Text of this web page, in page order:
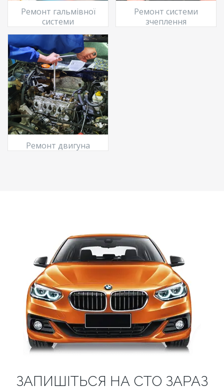
Ремонт гальмівної
системи
Ремонт системи
зчеплення
Ремонт двигуна
ЗАПИШІТЬСЯ НА СТО ЗАРАЗ